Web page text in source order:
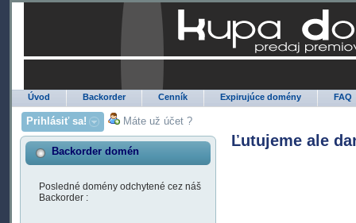
Úvod Backorder Cenník Expirujúce domény FAQ
Prihlásiť sa! Máte už účet ?
Backorder domén
Posledné domény odchytené cez náš
Backorder :
Ľutujeme ale